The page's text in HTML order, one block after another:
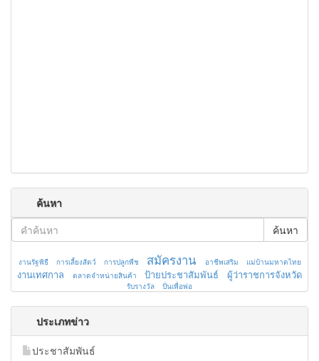
ค้นหา
ค้นหา
งานรัฐพิธี การเลี้ยงสัตว์ การปลูกพืช สมัครงาน อาชีพเสริม แม่บ้านมหาดไทย
งานเทศกาล ตลาดจำหน่ายสินค้า ป้ายประชาสัมพันธ์ ผู้ว่าราชการจังหวัด
รับรางวัล ปั่นเพื่อพ่อ
ประเภทข่าว
ประชาสัมพันธ์